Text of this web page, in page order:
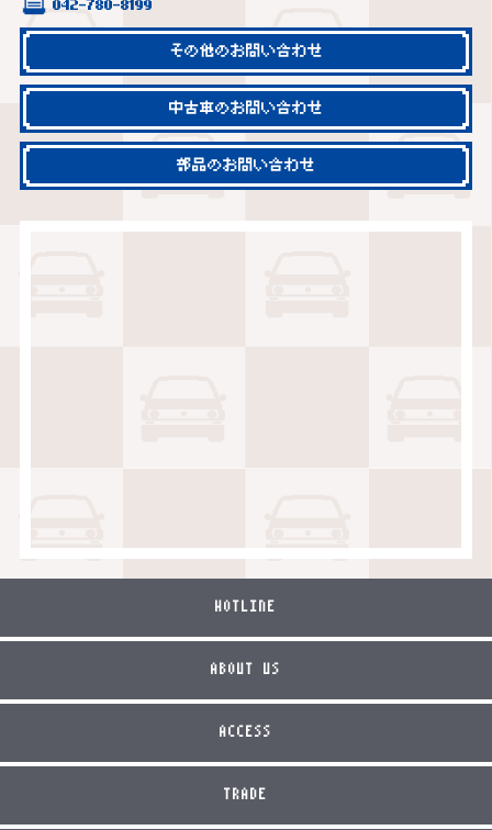
042-780-8199
その他のお問い合わせ
中古車のお問い合わせ
部品のお問い合わせ
HOTLINE
ABOUT US
ACCESS
TRADE